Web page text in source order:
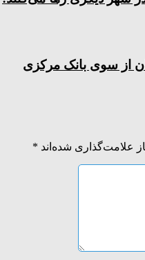
از سوی بانک مرکزی
علامت‌گذاری شده‌اند *